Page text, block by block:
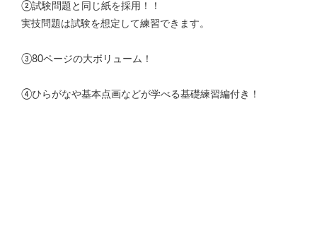
②試験問題と同じ紙を採用！！
実技問題は試験を想定して練習できます。
③80ページの大ボリューム！
④ひらがなや基本点画などが学べる基礎練習編付き！